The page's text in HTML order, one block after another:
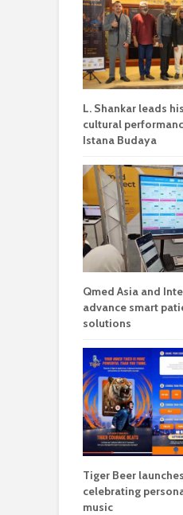
L. Shankar leads
cultural
Istana Budaya
Qmed Asia and
advance smart
solutions
Tiger Beer
celebrating
music